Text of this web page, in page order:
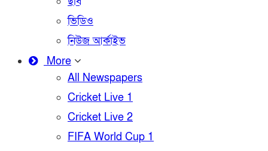
ভিডিও
নিউজ আর্কাইভ
More
All Newspapers
Cricket Live 1
Cricket Live 2
FIFA World Cup 1